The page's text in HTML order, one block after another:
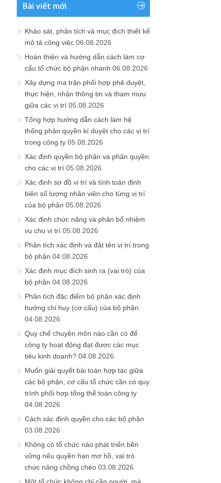
Bài viết mới
Khảo sát, phân tích và mục đích thiết kế
mô tả công việc 06.08.2026
Hoàn thiện và hướng dẫn cách làm cơ
cấu tổ chức bộ phận nhanh 06.08.2026
Xây dựng ma trận phối hợp phê duyệt,
thực hiện, nhận thông tin và tham mưu
giữa các vị trí 05.08.2026
Tổng hợp hướng dẫn cách làm hệ
thống phân quyền kí duyệt cho các vị trí
trong công ty 05.08.2026
Xác định quyền bộ phận và phân quyền
cho các vị trí 05.08.2026
Xác định sơ đồ vị trí và tính toán định
biên số lượng nhân viên cho từng vị trí
của bộ phận 05.08.2026
Xác định chức năng và phân bổ nhiệm
vụ cho vị trí 05.08.2026
Phân tích xác định và đặt tên vị trí trong
bộ phận 04.08.2026
Xác định mục đích sinh ra (vai trò) của
bộ phận 04.08.2026
Phân tích đặc điểm bộ phận xác định
hướng chỉ huy (cơ cấu) của bộ phận
04.08.2026
Quy chế chuyên môn nào cần có để
công ty hoạt động đạt được các mục
tiêu kinh doanh? 04.08.2026
Muốn giải quyết bài toán hợp tác giữa
các bộ phận, cơ cấu tổ chức cần có quy
trình phối hợp tổng thể toàn công ty
04.08.2026
Cách xác định quyền cho các bộ phận
03.08.2026
Không có tổ chức nào phát triển bền
vững nếu quyền hạn mơ hồ, vai trò
chức năng chồng chéo 03.08.2026